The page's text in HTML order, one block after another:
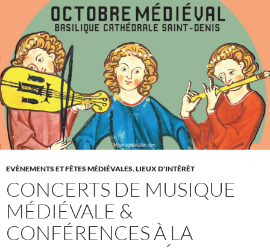
EVÈNEMENTS ET FÊTES MÉDIÉVALES,LIEUX D'INTÊRÈT
CONCERTS DE MUSIQUE
MÉDIÉVALE &
CONFÉRENCES À LA